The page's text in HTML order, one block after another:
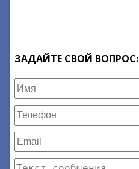
ЗАДАЙТЕ СВОЙ ВОПРОС: